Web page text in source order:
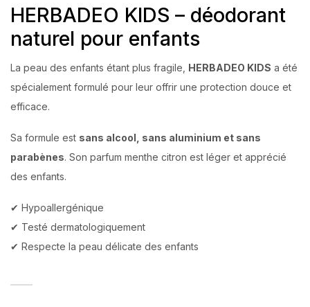
HERBADEO KIDS – déodorant
naturel pour enfants
La peau des enfants étant plus fragile, HERBADEO KIDS a été
spécialement formulé pour leur offrir une protection douce et
efficace.
Sa formule est sans alcool, sans aluminium et sans
parabènes. Son parfum menthe citron est léger et apprécié
des enfants.
✔ Hypoallergénique
✔ Testé dermatologiquement
✔ Respecte la peau délicate des enfants